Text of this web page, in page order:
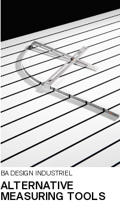
BA DESIGN INDUSTRIEL
ALTERNATIVE
MEASURING TOOLS